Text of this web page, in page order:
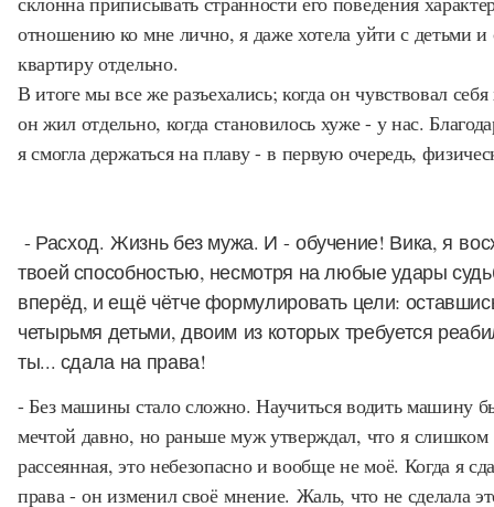
отношению ко мне лично, я даже хотела уйти с детьми и
квартиру отдельно.
В итоге мы все же разъехались; когда он чувствовал
он жил отдельно, когда становилось хуже - у нас.
я смогла держаться на плаву - в первую очередь,
- Расход. Жизнь без мужа. И - обучение! Вика, я
твоей способностью, несмотря на любые удары
вперёд, и ещё чётче формулировать цели:
четырьмя детьми, двоим из которых требуется
ты... сдала на права!
- Без машины стало сложно. Научиться водить машину
мечтой давно, но раньше муж утверждал, что я слишком
рассеянная, это небезопасно и вообще не моё. Когда я
права - он изменил своё мнение. Жаль, что не сделала